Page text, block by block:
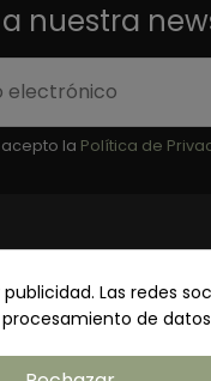
nuestra
la Política de
Devoluciones
Las redes
de